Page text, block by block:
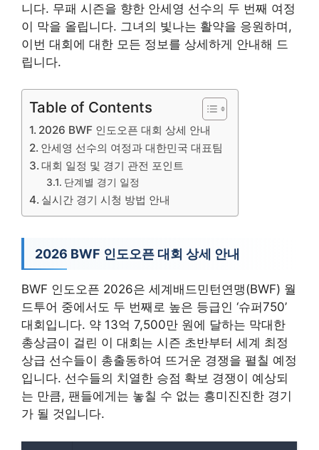
니다. 무패 시즌을 향한 안세영 선수의 두 번째 여정
이 막을 올립니다. 그녀의 빛나는 활약을 응원하며,
이번 대회에 대한 모든 정보를 상세하게 안내해 드
립니다.
Table of Contents
2026 BWF 인도오픈 대회 상세 안내
안세영 선수의 여정과 대한민국 대표팀
대회 일정 및 경기 관전 포인트
단계별 경기 일정
실시간 경기 시청 방법 안내
2026 BWF 인도오픈 대회 상세 안내
BWF 인도오픈 2026은 세계배드민턴연맹(BWF) 월
드투어 중에서도 두 번째로 높은 등급인 ‘슈퍼750’
대회입니다. 약 13억 7,500만 원에 달하는 막대한
총상금이 걸린 이 대회는 시즌 초반부터 세계 최정
상급 선수들이 총출동하여 뜨거운 경쟁을 펼칠 예정
입니다. 선수들의 치열한 승점 확보 경쟁이 예상되
는 만큼, 팬들에게는 놓칠 수 없는 흥미진진한 경기
가 될 것입니다.